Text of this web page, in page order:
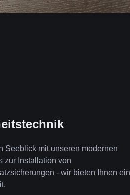
Seeblick mit unseren modernen
zur Installation von
- wir bieten Ihnen ein